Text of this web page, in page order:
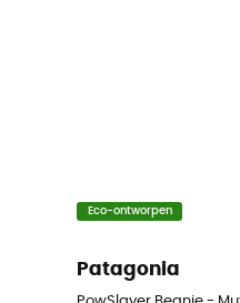
Eco-ontworpen
Patagonia